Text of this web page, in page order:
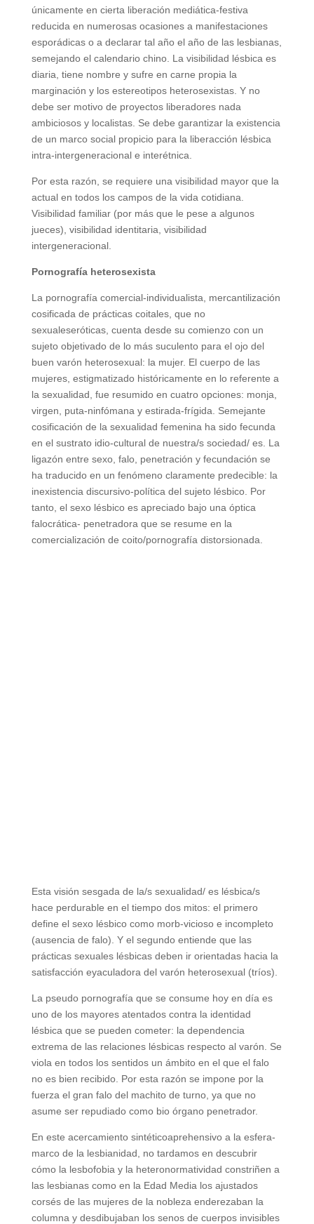
únicamente en cierta liberación mediática-festiva
reducida en numerosas ocasiones a manifestaciones
esporádicas o a declarar tal año el año de las lesbianas,
semejando el calendario chino. La visibilidad lésbica es
diaria, tiene nombre y sufre en carne propia la
marginación y los estereotipos heterosexistas. Y no
debe ser motivo de proyectos liberadores nada
ambiciosos y localistas. Se debe garantizar la existencia
de un marco social propicio para la liberacción lésbica
intra-intergeneracional e interétnica.
Por esta razón, se requiere una visibilidad mayor que la
actual en todos los campos de la vida cotidiana.
Visibilidad familiar (por más que le pese a algunos
jueces), visibilidad identitaria, visibilidad
intergeneracional.
Pornografía heterosexista
La pornografía comercial-individualista, mercantilización
cosificada de prácticas coitales, que no
sexualeseróticas, cuenta desde su comienzo con un
sujeto objetivado de lo más suculento para el ojo del
buen varón heterosexual: la mujer. El cuerpo de las
mujeres, estigmatizado históricamente en lo referente a
la sexualidad, fue resumido en cuatro opciones: monja,
virgen, puta-ninfómana y estirada-frígida. Semejante
cosificación de la sexualidad femenina ha sido fecunda
en el sustrato idio-cultural de nuestra/s sociedad/ es. La
ligazón entre sexo, falo, penetración y fecundación se
ha traducido en un fenómeno claramente predecible: la
inexistencia discursivo-política del sujeto lésbico. Por
tanto, el sexo lésbico es apreciado bajo una óptica
falocrática- penetradora que se resume en la
comercialización de coito/pornografía distorsionada.
Esta visión sesgada de la/s sexualidad/ es lésbica/s
hace perdurable en el tiempo dos mitos: el primero
define el sexo lésbico como morb-vicioso e incompleto
(ausencia de falo). Y el segundo entiende que las
prácticas sexuales lésbicas deben ir orientadas hacia la
satisfacción eyaculadora del varón heterosexual (tríos).
La pseudo pornografía que se consume hoy en día es
uno de los mayores atentados contra la identidad
lésbica que se pueden cometer: la dependencia
extrema de las relaciones lésbicas respecto al varón. Se
viola en todos los sentidos un ámbito en el que el falo
no es bien recibido. Por esta razón se impone por la
fuerza el gran falo del machito de turno, ya que no
asume ser repudiado como bio órgano penetrador.
En este acercamiento sintéticoaprehensivo a la esfera-
marco de la lesbianidad, no tardamos en descubrir
cómo la lesbofobia y la heteronormatividad constriñen a
las lesbianas como en la Edad Media los ajustados
corsés de las mujeres de la nobleza enderezaban la
columna y desdibujaban los senos de cuerpos invisibles